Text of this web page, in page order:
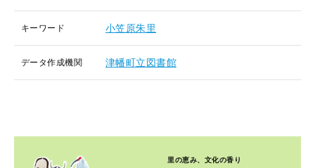
キーワード 小笠原朱里
データ作成機関 津幡町立図書館
里の恵み、文化の香り